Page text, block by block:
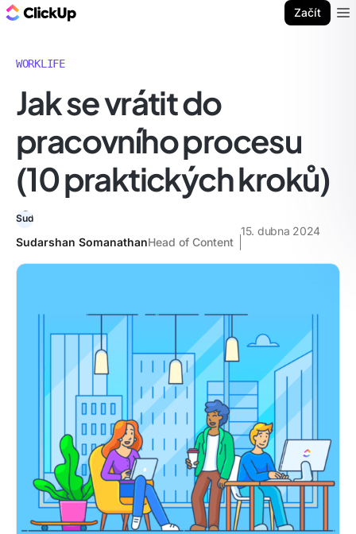
Začít
WORKLIFE
Jak se vrátit do
pracovního procesu
(10 praktických kroků)
Sudarshan SomanathanHead of Content
15. dubna 2024